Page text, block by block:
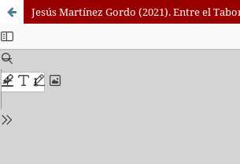
Jesús Martínez Gordo (2021). Entre el